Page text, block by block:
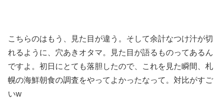
こちらのはもう、見た目が違う。そして余計なつけ汁が切
れるように、穴あきオタマ。見た目が語るものってあるん
ですよ。初日にとても落胆したので、これを見た瞬間、札
幌の海鮮朝食の調査をやってよかったなって。対比がすご
いw